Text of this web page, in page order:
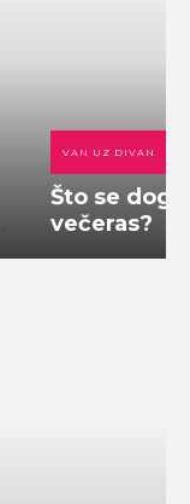
VAN UZ DIVAN
Što se
večeras?